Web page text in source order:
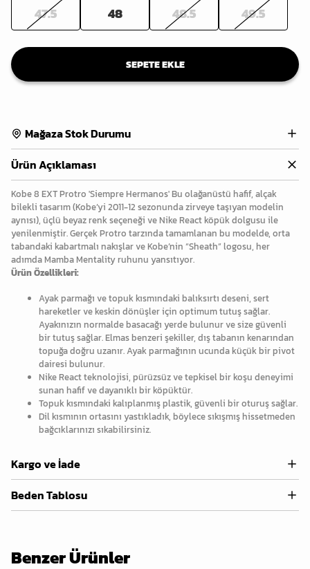
47.5
48 48.5 49.5
SEPETE EKLE
Mağaza Stok Durumu
Ürün Açıklaması
Kobe 8 EXT Protro 'Siempre Hermanos' Bu olağanüstü hafif, alçak
bilekli tasarım (Kobe’yi 2011-12 sezonunda zirveye taşıyan modelin
aynısı), üçlü beyaz renk seçeneği ve Nike React köpük dolgusu ile
yenilenmiştir. Gerçek Protro tarzında tamamlanan bu modelde, orta
tabandaki kabartmalı nakışlar ve Kobe’nin “Sheath” logosu, her
adımda Mamba Mentality ruhunu yansıtıyor.
Ürün Özellikleri:
Ayak parmağı ve topuk kısmındaki balıksırtı deseni, sert
hareketler ve keskin dönüşler için optimum tutuş sağlar.
Ayakınızın normalde basacağı yerde bulunur ve size güvenli
bir tutuş sağlar. Elmas benzeri şekiller, dış tabanın kenarından
topuğa doğru uzanır. Ayak parmağının ucunda küçük bir pivot
dairesi bulunur.
Nike React teknolojisi, pürüzsüz ve tepkisel bir koşu deneyimi
sunan hafif ve dayanıklı bir köpüktür.
Topuk kısmındaki kalıplanmış plastik, güvenli bir oturuş sağlar.
Dil kısmının ortasını yastıkladık, böylece sıkışmış hissetmeden
bağcıklarınızı sıkabilirsiniz.
Kargo ve İade
Beden Tablosu
Benzer Ürünler